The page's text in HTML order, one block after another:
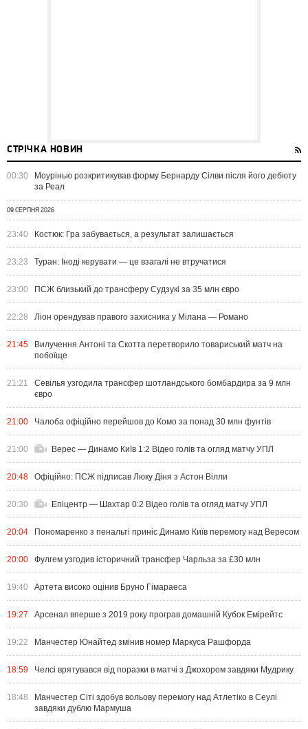
СТРІЧКА НОВИН
00:30
Моурінью розкритикував форму Бернарду Сілви після його дебюту
за Реал
09 СЕРПНЯ 2026
23:40 Костюк: Гра забувається, а результат залишається
23:23 Туран: Іноді керувати — це взагалі не втручатися
23:00 ПСЖ близький до трансферу Судзукі за 35 млн євро
22:28 Ліон орендував правого захисника у Мілана — Романо
21:45
Вилучення Антоні та Скотта перетворило товариський матч на
побоїще
21:21
Севілья узгодила трансфер шотландського бомбардира за 9 млн
євро
21:00 Чалоба офіційно перейшов до Комо за понад 30 млн фунтів
21:00 Верес — Динамо Київ 1:2 Відео голів та огляд матчу УПЛ
20:48 Офіційно: ПСЖ підписав Люку Діня з Астон Вілли
20:30 Епіцентр — Шахтар 0:2 Відео голів та огляд матчу УПЛ
20:04 Пономаренко з пенальті приніс Динамо Київ перемогу над Вересом
20:00 Фулгем узгодив історичний трансфер Чарльза за £30 млн
19:40 Артета високо оцінив Бруно Гімараеса
19:27 Арсенал вперше з 2019 року програв домашній Кубок Емірейтс
19:22 Манчестер Юнайтед змінив номер Маркуса Рашфорда
18:59 Челсі врятувався від поразки в матчі з Джохором завдяки Мудрику
18:48
Манчестер Сіті здобув вольову перемогу над Атлетіко в Сеулі
завдяки дублю Мармуша